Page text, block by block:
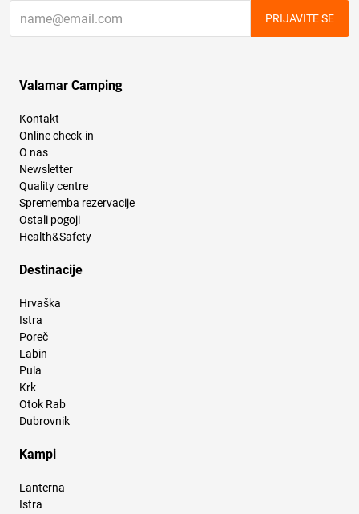
PRIJAVITE SE
Valamar Camping
Kontakt
Online check-in
O nas
Newsletter
Quality centre
Sprememba rezervacije
Ostali pogoji
Health&Safety
Destinacije
Hrvaška
Istra
Poreč
Labin
Pula
Krk
Otok Rab
Dubrovnik
Kampi
Lanterna
Istra